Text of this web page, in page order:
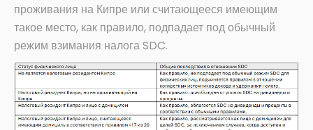
проживания на Кипре или считающееся имеющим
такое место, как правило, подпадает под обычный
режим взимания налога SDC.